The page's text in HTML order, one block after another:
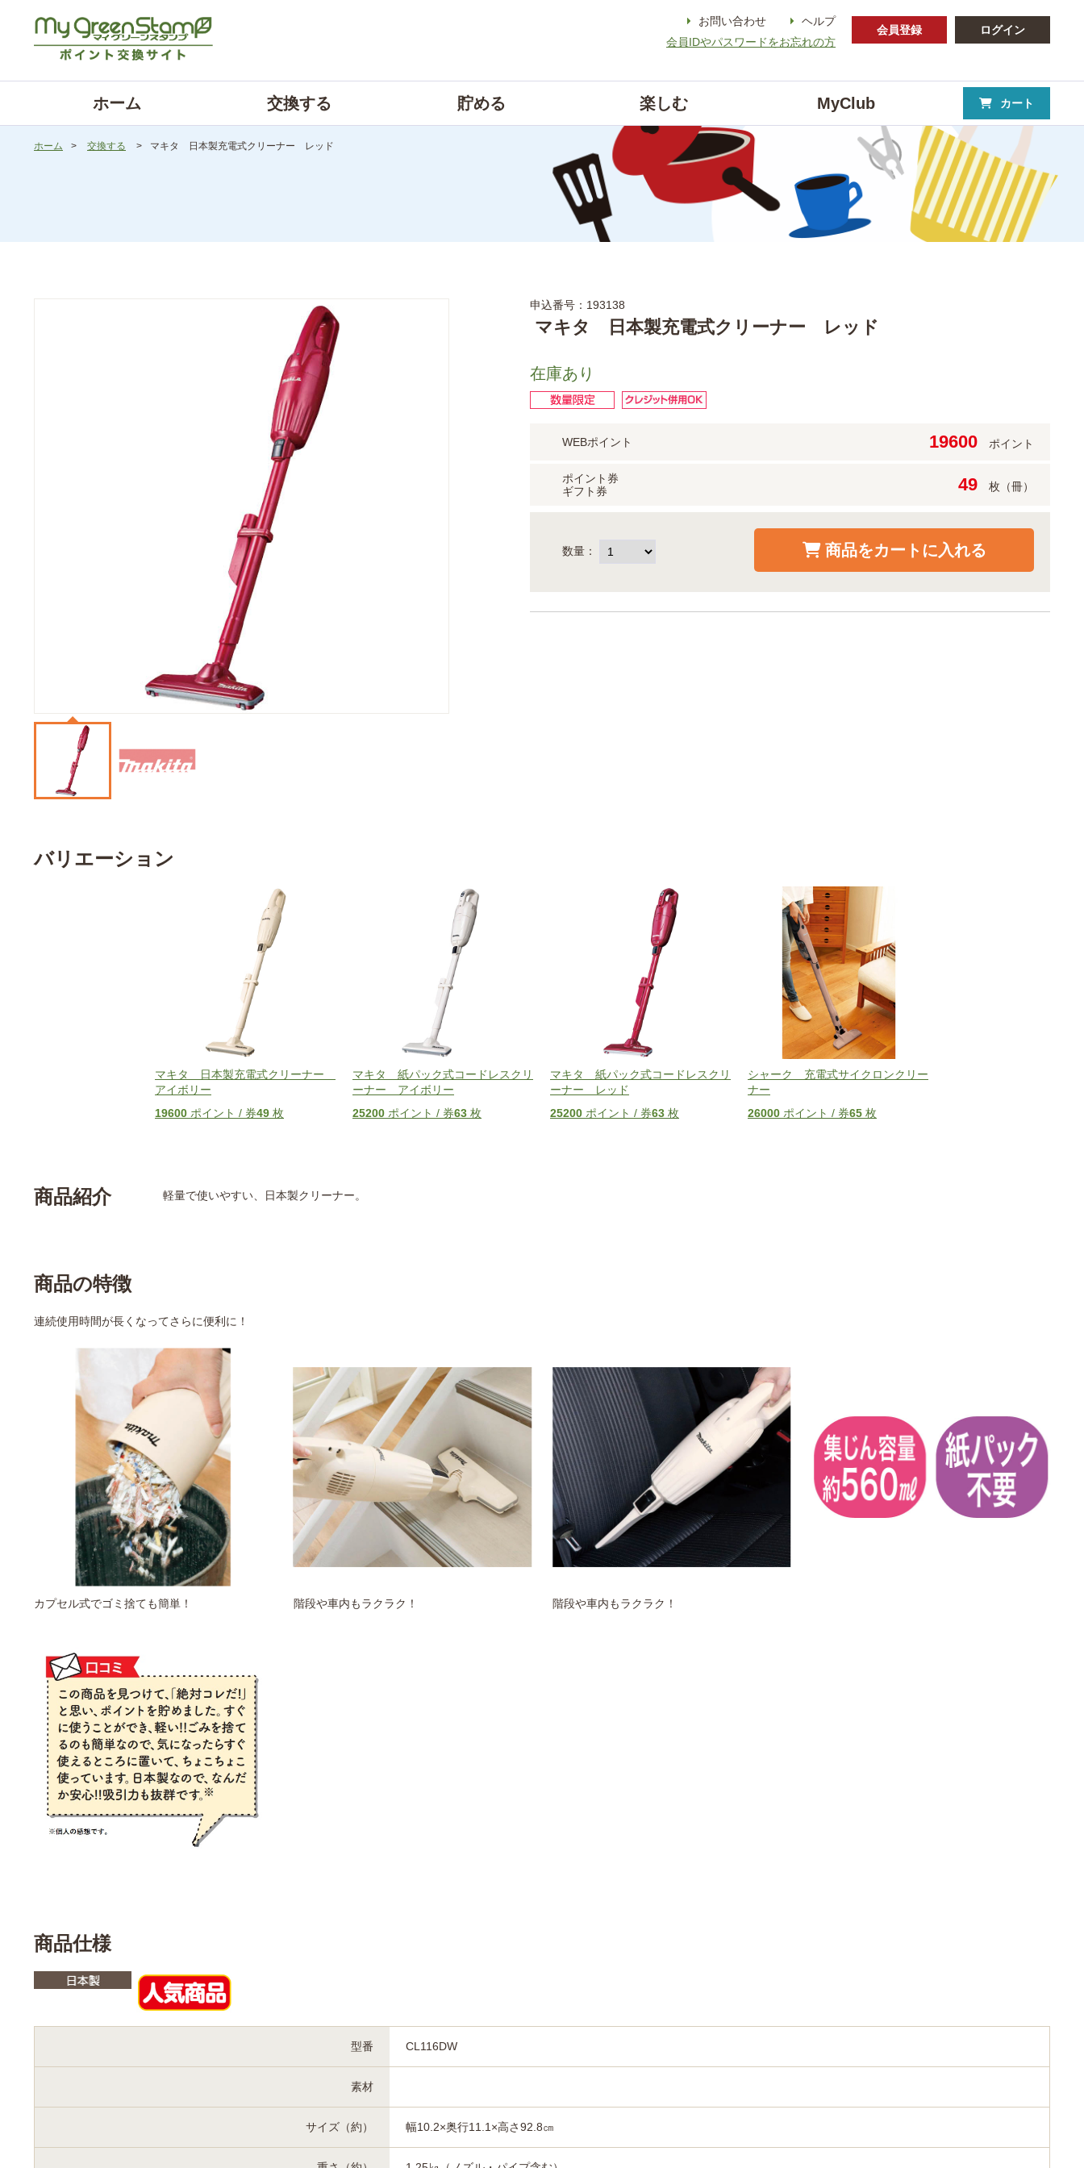
ヘルプ
お問い合わせ
会員IDやパスワードをお忘れの方
会員登録 ログイン
ホーム 交換する 貯める 楽しむ MyClub カート
ホーム > 交換する > マキタ 日本製充電式クリーナー レッド
申込番号：193138
マキタ 日本製充電式クリーナー レッド
在庫あり
WEBポイント 19600 ポイント
ポイント券
ギフト券
49 枚（冊）
数量：
バリエーション
マキタ 日本製充電式クリーナー
アイボリー
19600 ポイント / 券49 枚
マキタ 紙パック式コードレスクリ
ーナー アイボリー
25200 ポイント / 券63 枚
マキタ 紙パック式コードレスクリ
ーナー レッド
25200 ポイント / 券63 枚
シャーク 充電式サイクロンクリー
ナー
26000 ポイント / 券65 枚
商品紹介 軽量で使いやすい、日本製クリーナー。
商品の特徴
連続使用時間が長くなってさらに便利に！
カプセル式でゴミ捨ても簡単！ 階段や車内もラクラク！ 階段や車内もラクラク！
商品仕様
型番 CL116DW
素材
サイズ（約） 幅10.2×奥行11.1×高さ92.8㎝